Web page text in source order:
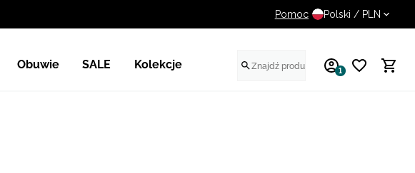
UWAGA NA FAŁSZYWE
Pomoc Polski / PLN
Obuwie SALE Kolekcje 1